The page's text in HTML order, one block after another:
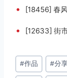
• [18456] 春
• [12633] 街
文
章
#作品 #分